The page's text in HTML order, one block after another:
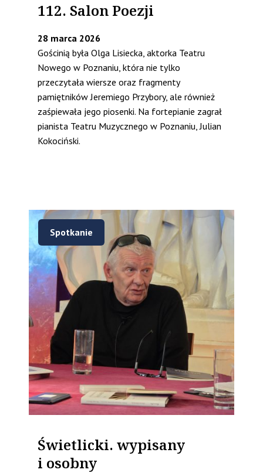
112. Salon Poezji
28 marca 2026
Gościnią była Olga Lisiecka, aktorka Teatru
Nowego w Poznaniu, która nie tylko
przeczytała wiersze oraz fragmenty
pamiętników Jeremiego Przybory, ale również
zaśpiewała jego piosenki. Na fortepianie zagrał
pianista Teatru Muzycznego w Poznaniu, Julian
Kokociński.
Spotkanie
Świetlicki. wypisany
i osobny